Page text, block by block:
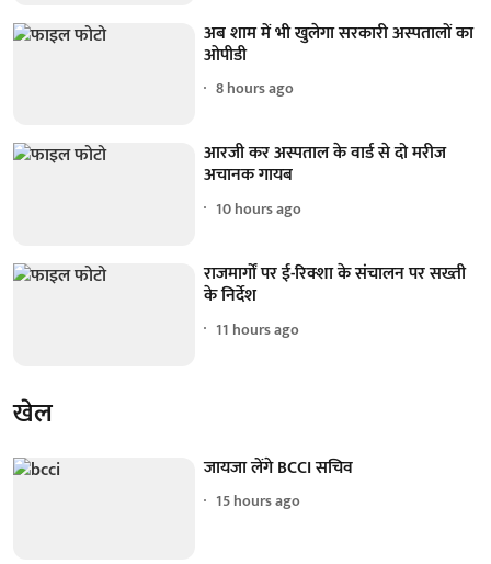
अब शाम में भी खुलेगा सरकारी अस्पतालों का
ओपीडी
8 hours ago
आरजी कर अस्पताल के वार्ड से दो मरीज
अचानक गायब
10 hours ago
राजमार्गों पर ई-रिक्शा के संचालन पर सख्ती
के निर्देश
11 hours ago
खेल
जायजा लेंगे BCCI सचिव
15 hours ago